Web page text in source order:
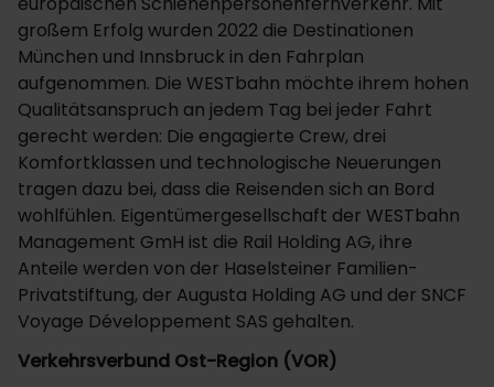
großem Erfolg wurden 2022 die Destinationen
München und Innsbruck in den Fahrplan
aufgenommen. Die WESTbahn möchte ihrem hohen
Qualitätsanspruch an jedem Tag bei jeder Fahrt
gerecht werden: Die engagierte Crew, drei
Komfortklassen und technologische Neuerungen
tragen dazu bei, dass die Reisenden sich an Bord
wohlfühlen. Eigentümergesellschaft der WESTbahn
Management GmH ist die Rail Holding AG, ihre
Anteile werden von der Haselsteiner Familien-
Privatstiftung, der Augusta Holding AG und der SNCF
Voyage Développement SAS gehalten.
Verkehrsverbund Ost-Region (VOR)